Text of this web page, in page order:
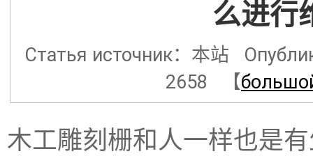
么进行
Статья источник：本站
2658 【
木工雕刻栅和人一样也是